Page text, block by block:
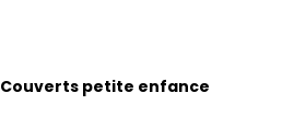
Couverts petite enfance